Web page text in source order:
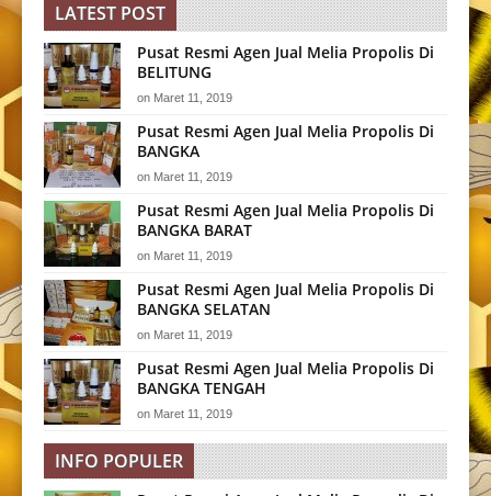
LATEST POST
Pusat Resmi Agen Jual Melia Propolis Di
BELITUNG
on Maret 11, 2019
Pusat Resmi Agen Jual Melia Propolis Di
BANGKA
on Maret 11, 2019
Pusat Resmi Agen Jual Melia Propolis Di
BANGKA BARAT
on Maret 11, 2019
Pusat Resmi Agen Jual Melia Propolis Di
BANGKA SELATAN
on Maret 11, 2019
Pusat Resmi Agen Jual Melia Propolis Di
BANGKA TENGAH
on Maret 11, 2019
INFO POPULER